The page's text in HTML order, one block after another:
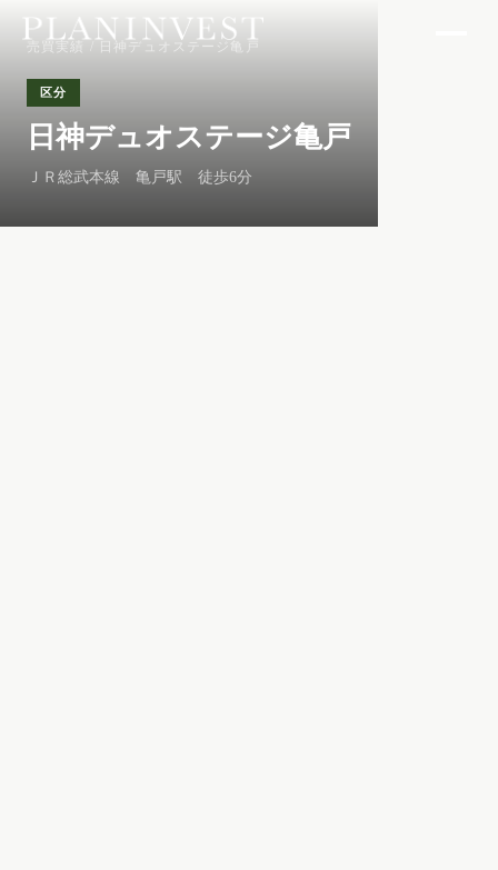
売買実績 / 日神デュオステージ亀戸
区分
日神デュオステージ亀戸
ＪＲ総武本線 亀戸駅 徒歩6分